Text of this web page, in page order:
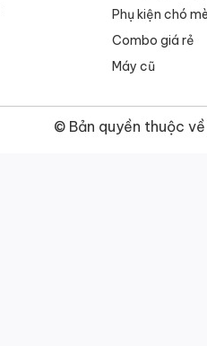
Phụ kiện chó
Combo giá rẻ
Máy cũ
© Bản quyền thuộc về